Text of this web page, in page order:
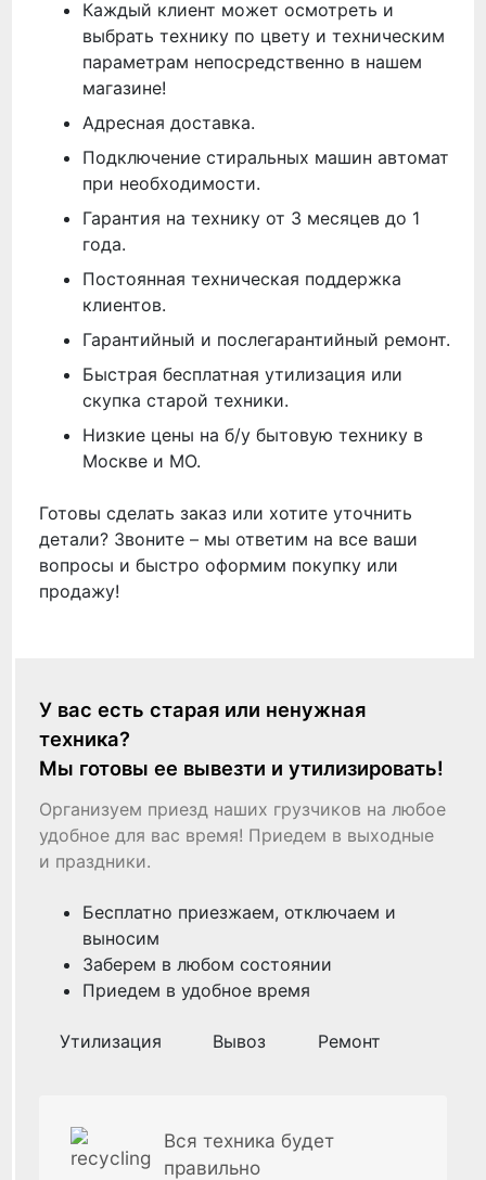
Каждый клиент может осмотреть и
выбрать технику по цвету и техническим
параметрам непосредственно в нашем
магазине!
Адресная доставка.
Подключение стиральных машин автомат
при необходимости.
Гарантия на технику от 3 месяцев до 1
года.
Постоянная техническая поддержка
клиентов.
Гарантийный и послегарантийный ремонт.
Быстрая бесплатная утилизация или
скупка старой техники.
Низкие цены на б/у бытовую технику в
Москве и МО.
Готовы сделать заказ или хотите уточнить
детали? Звоните – мы ответим на все ваши
вопросы и быстро оформим покупку или
продажу!
У вас есть старая или ненужная
техника?
Мы готовы ее вывезти и утилизировать!
Организуем приезд наших грузчиков на любое
удобное для вас время! Приедем в выходные
и праздники.
Бесплатно приезжаем, отключаем и
выносим
Заберем в любом состоянии
Приедем в удобное время
Утилизация Вывоз Ремонт
Вся техника будет
правильно